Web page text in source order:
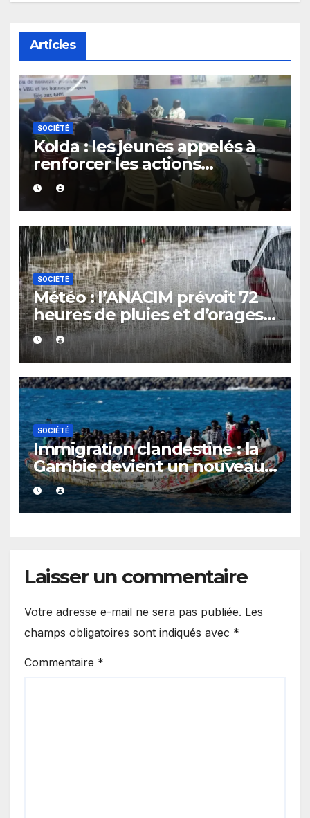
Articles
SOCIÉTÉ
Kolda : les jeunes appelés à
renforcer les actions
communautaires pendant les
vacances
SOCIÉTÉ
Météo : l’ANACIM prévoit 72
heures de pluies et d’orages
sur plusieurs régions du
Sénégal
SOCIÉTÉ
Immigration clandestine : la
Gambie devient un nouveau
point de départ de la route
atlantique, le Sénégal et
l’Espagne en alerte
Laisser un commentaire
Votre adresse e-mail ne sera pas publiée. Les
champs obligatoires sont indiqués avec *
Commentaire *